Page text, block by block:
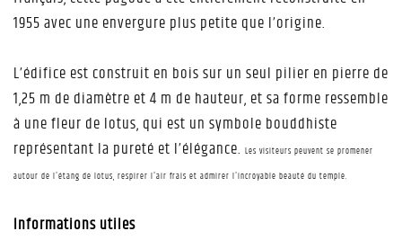
1955 avec une envergure plus petite que l’origine.
L’édifice est construit en bois sur un seul pilier en pierre de
1,25 m de diamètre et 4 m de hauteur, et sa forme ressemble
à une fleur de lotus, qui est un symbole bouddhiste
représentant la pureté et l’élégance. Les visiteurs peuvent se promener
autour de l'étang de lotus, respirer l'air frais et admirer l'incroyable beauté du temple.
Informations utiles